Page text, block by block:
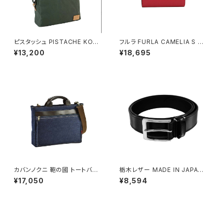
ピスタッシュ PISTACHE KON
BU ミニショルダーバッグ 撥水
軽量 A5対応 斜めがけ 33796
¥13,200
フルラ FURLA CAMELIA S C
OMPACT WALLETS 二つ折り
財布 wp00315-are000-430
¥18,695
カバンノクニ 鞄の國 トートバッ
グ ショルダーバッグ 2way 井原
デニム 26725-3h メンズ ネイ
¥17,050
栃木レザー MADE IN JAPAN
ベルト 本革 日本製 メイドイン
ジャパン 50051665-black メ
¥8,594